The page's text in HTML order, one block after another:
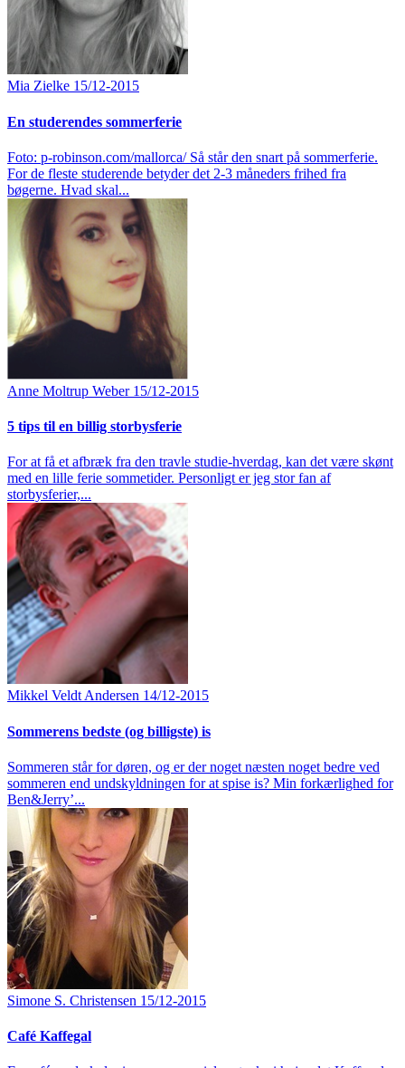
Mia Zielke 15/12-2015
En studerendes sommerferie
Foto: p-robinson.com/mallorca/ Så står den snart på sommerferie.
For de fleste studerende betyder det 2-3 måneders frihed fra
bøgerne. Hvad skal...
Anne Moltrup Weber 15/12-2015
5 tips til en billig storbysferie
For at få et afbræk fra den travle studie-hverdag, kan det være skønt
med en lille ferie sommetider. Personligt er jeg stor fan af
storbysferier,...
Mikkel Veldt Andersen 14/12-2015
Sommerens bedste (og billigste) is
Sommeren står for døren, og er der noget næsten noget bedre ved
sommeren end undskyldningen for at spise is? Min forkærlighed for
Ben&Jerry’...
Simone S. Christensen 15/12-2015
Café Kaffegal